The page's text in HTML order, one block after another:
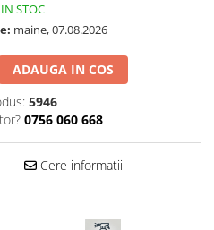
IN STOC
maine, 07.08.2026
ADAUGA IN COS
5946
0756 060 668
Cere informatii